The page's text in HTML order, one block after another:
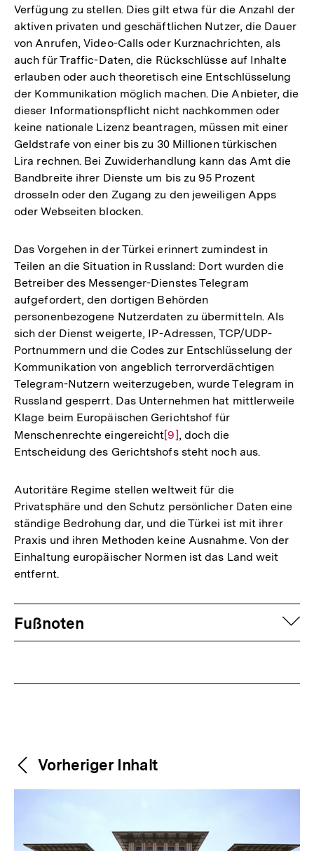
Verfügung zu stellen. Dies gilt etwa für die Anzahl der
aktiven privaten und geschäftlichen Nutzer, die Dauer
von Anrufen, Video-Calls oder Kurznachrichten, als
auch für Traffic-Daten, die Rückschlüsse auf Inhalte
erlauben oder auch theoretisch eine Entschlüsselung
der Kommunikation möglich machen. Die Anbieter, die
dieser Informationspflicht nicht nachkommen oder
keine nationale Lizenz beantragen, müssen mit einer
Geldstrafe von einer bis zu 30 Millionen türkischen
Lira rechnen. Bei Zuwiderhandlung kann das Amt die
Bandbreite ihrer Dienste um bis zu 95 Prozent
drosseln oder den Zugang zu den jeweiligen Apps
oder Webseiten blocken.
Das Vorgehen in der Türkei erinnert zumindest in
Teilen an die Situation in Russland: Dort wurden die
Betreiber des Messenger-Dienstes Telegram
aufgefordert, den dortigen Behörden
personenbezogene Nutzerdaten zu übermitteln. Als
sich der Dienst weigerte, IP-Adressen, TCP/UDP-
Portnummern und die Codes zur Entschlüsselung der
Kommunikation von angeblich terrorverdächtigen
Telegram-Nutzern weiterzugeben, wurde Telegram in
Russland gesperrt. Das Unternehmen hat mittlerweile
Klage beim Europäischen Gerichtshof für
Menschenrechte eingereichtZur
Auflösung
Fußnote
[9], doch die
Entscheidung des Gerichtshofs steht noch aus.
Autoritäre Regime stellen weltweit für die
Privatsphäre und den Schutz persönlicher Daten eine
ständige Bedrohung dar, und die Türkei ist mit ihrer
Praxis und ihren Methoden keine Ausnahme. Von der
Einhaltung europäischer Normen ist das Land weit
entfernt.
Fussnoten
Fußnoten
Weitere
Inhalte
Content-
Navigation
Vorheriger Inhalt